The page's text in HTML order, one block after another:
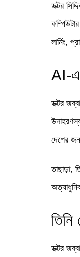
ডক্টর
লার্নিং,
AI-এ
ডক্টর
দেশের
তাছাড়া,
ডক্টর